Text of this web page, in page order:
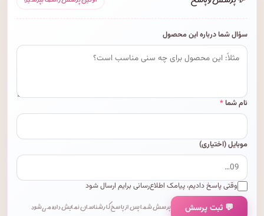
سؤال شما درباره این محصول
نام شما*
موبایل (اختیاری)
وقتی پاسخ دادیم، پیامک اطلاع‌رسانی برایم ارسال شود
💬 ثبت پرسش پرسش شما پس از پاسخ کارشناسان نمایش داده می‌شود.